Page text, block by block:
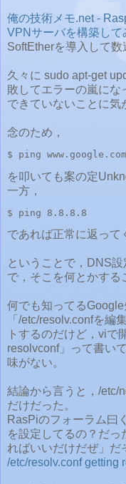
俺の技術メモ.net -
VPNサーバを構築して
SoftEtherを導入して数
久々に sudo apt-get
敗してエラーの嵐に
できていないことに気
念のため，
$ ping www.google.com
を叩いても案の定
一方，
$ ping 8.8.8.8
であれば正常に返って
ということで，DNS
で，そこを何とかする
何でも知ってるGoogle
「/etc/resolv.confを編
トするのだけど，viで
resolvconf」って書い
味がない。
結論から言うと，/etc/
だけだった。
RasPiのフォーラム曰
を設定してるの？だ
ればいいだけだぜ」だ
/etc/resolv.conf getting